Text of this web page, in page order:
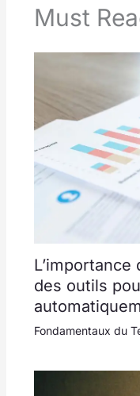
Must
des outils
Fondamentaux du